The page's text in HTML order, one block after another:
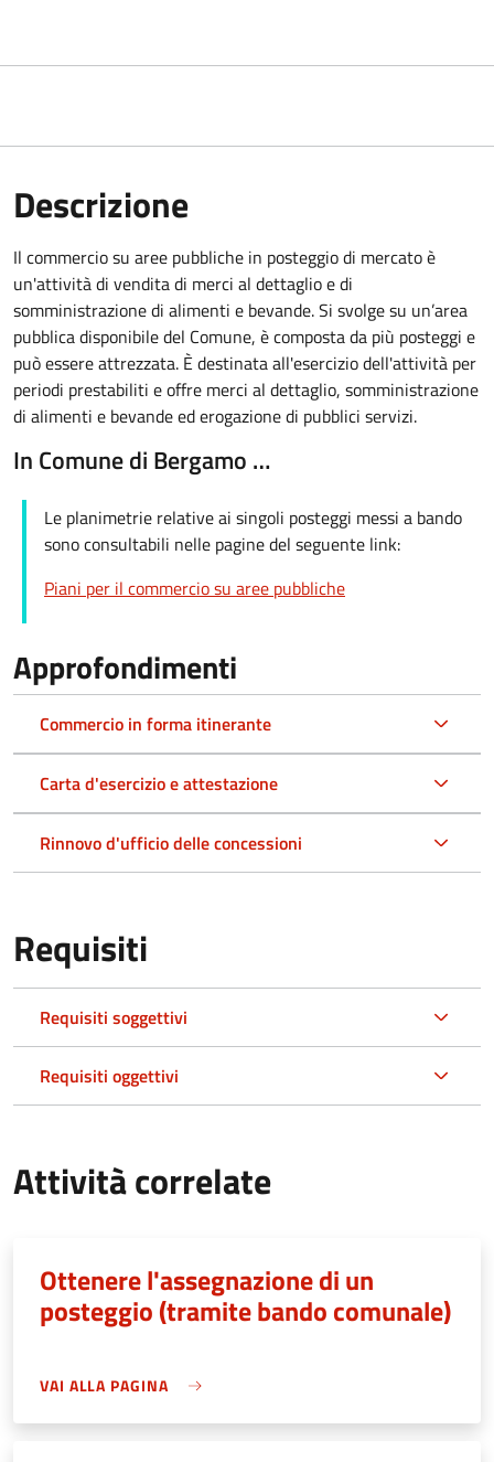
Descrizione
Il commercio su aree pubbliche in posteggio di mercato è
un'attività di vendita di merci al dettaglio e di
somministrazione di alimenti e bevande. Si svolge su un’area
pubblica disponibile del Comune, è composta da più posteggi e
può essere attrezzata. È destinata all'esercizio dell'attività per
periodi prestabiliti e offre merci al dettaglio, somministrazione
di alimenti e bevande ed erogazione di pubblici servizi.
In Comune di Bergamo …
Le planimetrie relative ai singoli posteggi messi a bando
sono consultabili nelle pagine del seguente link:
Piani per il commercio su aree pubbliche
Approfondimenti
Commercio in forma itinerante
Carta d'esercizio e attestazione
Rinnovo d'ufficio delle concessioni
Requisiti
Requisiti soggettivi
Requisiti oggettivi
Attività correlate
Ottenere l'assegnazione di un
posteggio (tramite bando comunale)
VAI ALLA PAGINA